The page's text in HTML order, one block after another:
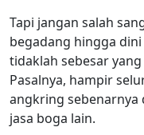
Tapi jangan salah
begadang hingga
tidaklah sebesar
Pasalnya, hampir
angkring sebenarnya
jasa boga lain.